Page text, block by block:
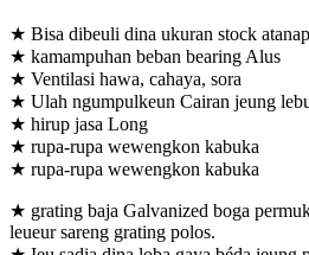
★ Bisa dibeuli dina ukuran stock
★ kamampuhan beban bearing Alus
★ Ventilasi hawa, cahaya, sora
★ Ulah ngumpulkeun Cairan jeung
★ hirup jasa Long
★ rupa-rupa wewengkon kabuka
★ rupa-rupa wewengkon kabuka
★ grating baja Galvanized boga
leueur sareng grating polos.